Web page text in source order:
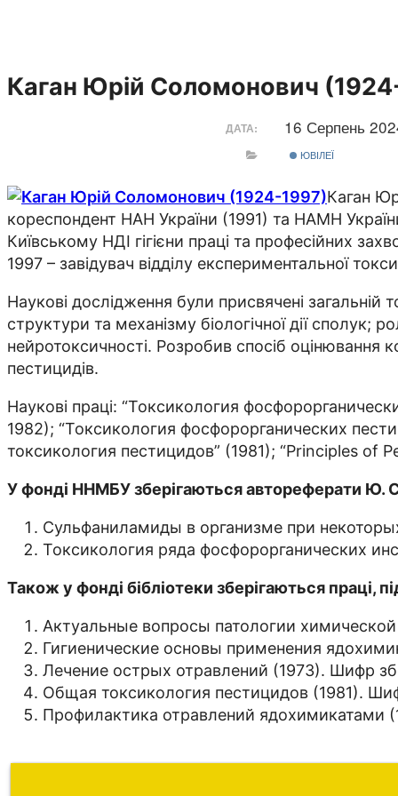
Каган Юрій Соломонович
ДАТА: 16 Серпень
ЮВІЛЕЇ
Каган
кореспондент НАН України (1991) та НАМН
Київському НДІ гігієни праці та професійних
1997 – завідувач відділу експериментальної
Наукові дослідження були присвячені загальній
структури та механізму біологічної дії сполук;
нейротоксичності. Розробив спосіб оцінювання
пестицидів.
Наукові праці: “Токсикология
1982); “Токсикология фосфорорганических
токсикология пестицидов” (1981); “Principles of
У фонді ННМБУ зберігаються автореферати Ю.
Сульфаниламиды в организме при
Токсикология ряда фосфорорганических
Також у фонді бібліотеки зберігаються праці,
Актуальные вопросы патологии
Гигиенические основы применения
Лечение острых отравлений (1973). Шифр
Общая токсикология пестицидов (1981).
Профилактика отравлений ядохимикатами